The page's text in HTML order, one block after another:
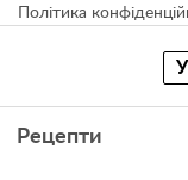
Політика
Рецепти